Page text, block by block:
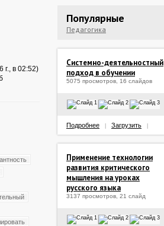
г., в 02:52)
Популярные
Педагогика
Системно-деятельностный
подход в обучении
5075 просмотров, 16 слайдов
Подробнее Загрузить
Применение технологии
развития критического
мышления на уроках
русского языка
3137 просмотров, 21 слайд